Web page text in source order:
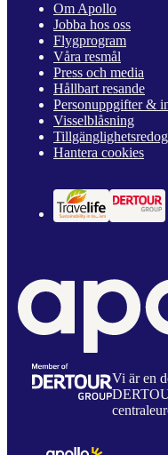
Om Apollo
Jobba hos oss
Flygprogram
Våra resmål
Press och media
Hållbart resande
Personuppgifter &
Visselblåsning
Hantera cookies
Vi är en